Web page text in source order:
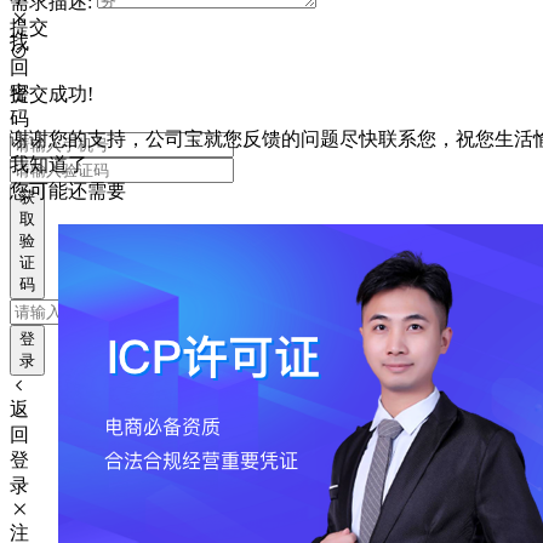
找
回
密
码
获
取
验
证
码
登
录
返
回
登
录
注
提交
提交成功!
谢谢您的支持，公司宝就您反馈的问题尽快联系您，祝您生活
我知道了
您可能还需要